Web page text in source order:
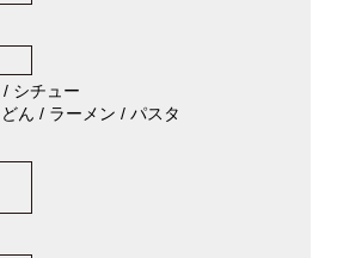
シチュー
ん / ラーメン / パスタ